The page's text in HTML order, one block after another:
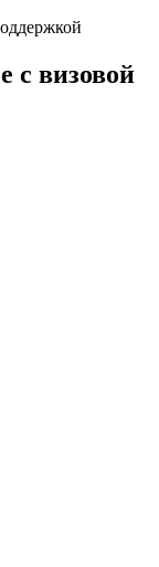
с визовой